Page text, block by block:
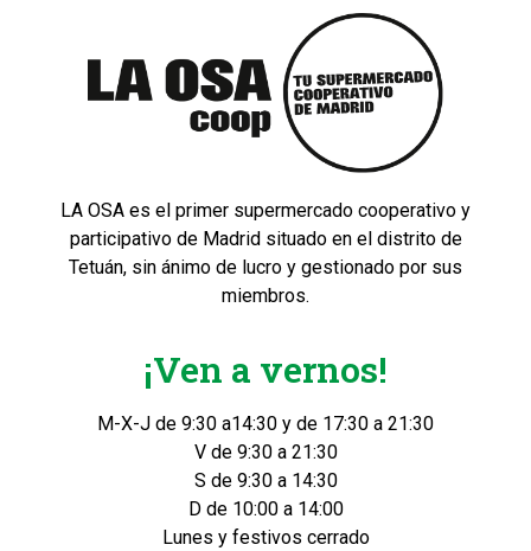
LA OSA es el primer supermercado cooperativo y
participativo de Madrid situado en el distrito de
Tetuán, sin ánimo de lucro y gestionado por sus
miembros.
¡Ven a vernos!
M-X-J de 9:30 a14:30 y de 17:30 a 21:30
V de 9:30 a 21:30
S de 9:30 a 14:30
D de 10:00 a 14:00
Lunes y festivos cerrado